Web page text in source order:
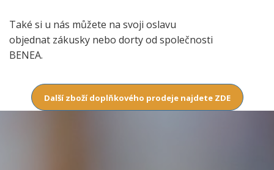
Také si u nás můžete na svoji oslavu
objednat zákusky nebo dorty od společnosti
BENEA.
Další zboží doplňkového prodeje najdete ZDE